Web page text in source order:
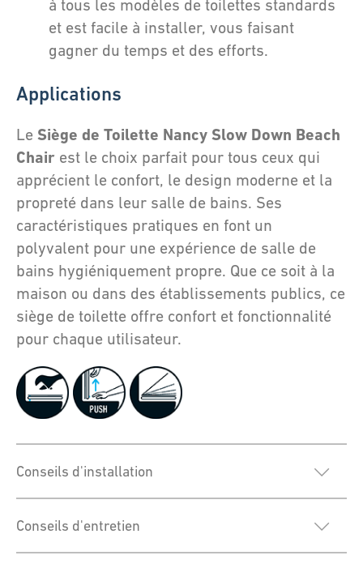
à tous les modèles de toilettes standards
et est facile à installer, vous faisant
gagner du temps et des efforts.
Applications
Le Siège de Toilette Nancy Slow Down Beach
Chair est le choix parfait pour tous ceux qui
apprécient le confort, le design moderne et la
propreté dans leur salle de bains. Ses
caractéristiques pratiques en font un
polyvalent pour une expérience de salle de
bains hygiéniquement propre. Que ce soit à la
maison ou dans des établissements publics, ce
siège de toilette offre confort et fonctionnalité
pour chaque utilisateur.
Conseils d'installation
Conseils d'entretien